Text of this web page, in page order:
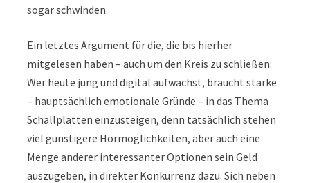
sogar schwinden.
Ein letztes Argument für die, die bis hierher
mitgelesen haben – auch um den Kreis zu schließen:
Wer heute jung und digital aufwächst, braucht starke
– hauptsächlich emotionale Gründe – in das Thema
Schallplatten einzusteigen, denn tatsächlich stehen
viel günstigere Hörmöglichkeiten, aber auch eine
Menge anderer interessanter Optionen sein Geld
auszugeben, in direkter Konkurrenz dazu. Sich neben